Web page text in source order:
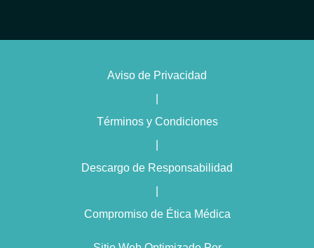
Psiquiatra con terapia en CDMX
Psiquiatra con terapia cognitivo conductual en CDMX
Psiquiatra especialista en insomnio en CDMX
Psiquiatra experto en trastornos de personalidad en CDMX
Psiquiatra para trastornos alimenticios en CDMX
Consulta inicial psiquiátrica en CDMX
Psiquiatra para crisis emocionales en CDMX
Aviso de Privacidad
Términos y Condiciones
Descargo de Responsabilidad
Compromiso de Ética Médica